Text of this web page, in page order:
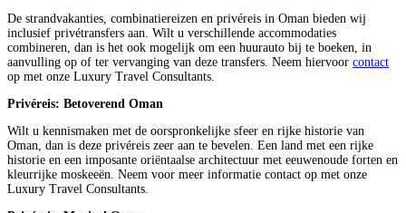
De strandvakanties, combinatiereizen en privéreis in Oman bieden wij
inclusief privétransfers aan. Wilt u verschillende accommodaties
combineren, dan is het ook mogelijk om een huurauto bij te boeken, in
aanvulling op of ter vervanging van deze transfers. Neem hiervoor contact
op met onze Luxury Travel Consultants.
Privéreis: Betoverend Oman
Wilt u kennismaken met de oorspronkelijke sfeer en rijke historie van
Oman, dan is deze privéreis zeer aan te bevelen. Een land met een rijke
historie en een imposante oriëntaalse architectuur met eeuwenoude forten en
kleurrijke moskeeën. Neem voor meer informatie contact op met onze
Luxury Travel Consultants.